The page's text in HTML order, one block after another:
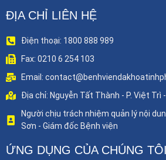
ĐỊA CHỈ LIÊN HỆ
Điện thoại: 1800 888 989
Fax: 0210 6 254 103
Email:
Địa chỉ: Nguyễn Tất Thành - P. Việt Trì
Người chịu trách nhiệm quản lý nội
Sơn - Giám đốc Bệnh viện
ỨNG DỤNG CỦA CHÚNG TÔI